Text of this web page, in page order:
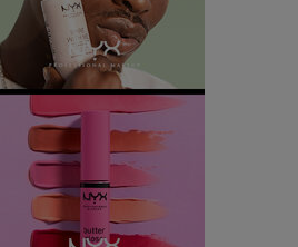
differenziata degli
imballaggi